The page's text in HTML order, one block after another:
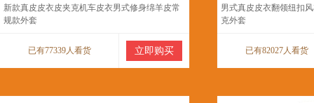
新款真皮皮衣皮夹克机车皮衣男式修身绵羊皮常
规款外套
已有77339人看货 立即购买
男式真皮皮衣翻领纽扣
克外套
已有82027人看货